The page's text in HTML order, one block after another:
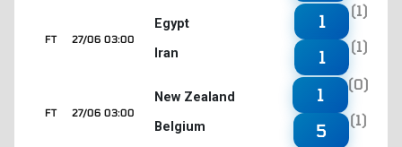
27/06 03:00
FT
Egypt
Iran
1
(1)
1
(1)
27/06 03:00
FT
New Zealand
Belgium
1
(0)
5
(1)